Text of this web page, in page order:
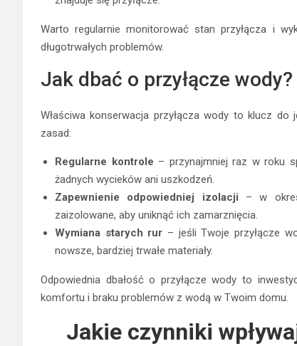
Warto regularnie monitorować stan przyłącza i
długotrwałych problemów.
Jak dbać o przyłącze wody?
Właściwa konserwacja przyłącza wody to klucz
zasad:
Regularne kontrole – przynajmniej raz w roku
żadnych wycieków ani uszkodzeń.
Zapewnienie odpowiedniej izolacji – w
zaizolowane, aby uniknąć ich zamarznięcia.
Wymiana starych rur – jeśli Twoje przyłącze
nowsze, bardziej trwałe materiały.
Odpowiednia dbałość o przyłącze wody to
komfortu i braku problemów z wodą w Twoim domu.
Jakie czynniki